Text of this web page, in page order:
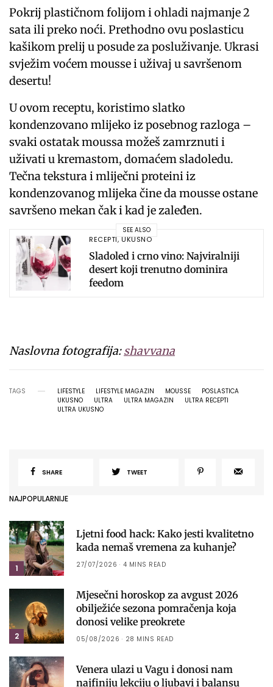
Pokrij plastičnom folijom i ohladi najmanje 2
sata ili preko noći. Prethodno ovu poslasticu
kašikom prelij u posude za posluživanje. Ukrasi
svježim voćem mousse i uživaj u savršenom
desertu!
U ovom receptu, koristimo slatko
kondenzovano mlijeko iz posebnog razloga –
svaki ostatak moussa možeš zamrznuti i
uživati u kremastom, domaćem sladoledu.
Tečna tekstura i mliječni proteini iz
kondenzovanog mlijeka čine da mousse ostane
savršeno mekan čak i kad je zaleđen.
SEE ALSO
RECEPTI, UKUSNO
Sladoled i crno vino: Najviralniji
desert koji trenutno dominira
feedom
Naslovna fotografija:shavvana
TAGS LIFESTYLE LIFESTYLE MAGAZIN MOUSSE
POSLASTICA
UKUSNO
ULTRA ULTRA MAGAZIN
ULTRA RECEPTI
ULTRA UKUSNO
SHARE TWEET
NAJPOPULARNIJE
1
Ljetni food hack: Kako jesti kvalitetno
kada nemaš vremena za kuhanje?
27/07/2026 4 MINS READ
2
Mjesečni horoskop za avgust 2026
obilježiće sezona pomračenja koja
donosi velike preokrete
05/08/2026 28 MINS READ
Venera ulazi u Vagu i donosi nam
najfiniju lekciju o ljubavi i balansu